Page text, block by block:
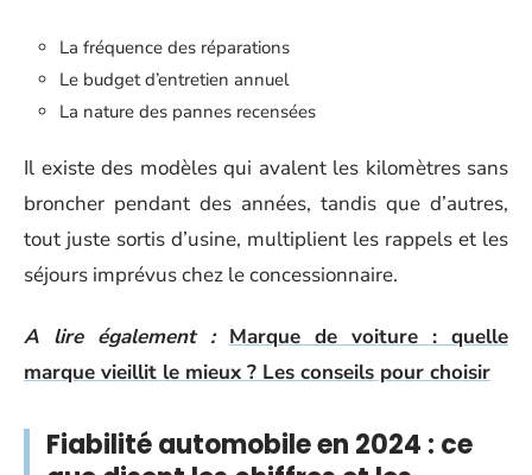
La fréquence des réparations
Le budget d’entretien annuel
La nature des pannes recensées
Il existe des modèles qui avalent les kilomètres sans
broncher pendant des années, tandis que d’autres,
tout juste sortis d’usine, multiplient les rappels et les
séjours imprévus chez le concessionnaire.
A lire également : Marque de voiture : quelle
marque vieillit le mieux ? Les conseils pour choisir
Fiabilité automobile en 2024 : ce